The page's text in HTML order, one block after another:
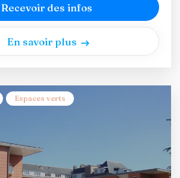
Recevoir des infos
En savoir plus
Espaces verts